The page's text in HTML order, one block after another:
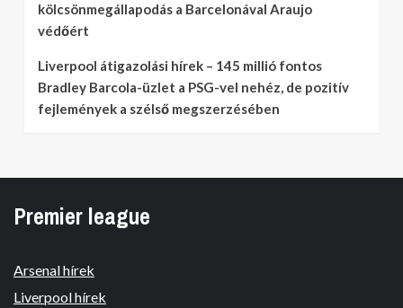
kölcsönmegállapodás a Barcelonával Araujo
védőért
Liverpool átigazolási hírek – 145 millió fontos
Bradley Barcola-üzlet a PSG-vel nehéz, de pozitív
fejlemények a szélső megszerzésében
Premier league
Arsenal hírek
Liverpool hírek